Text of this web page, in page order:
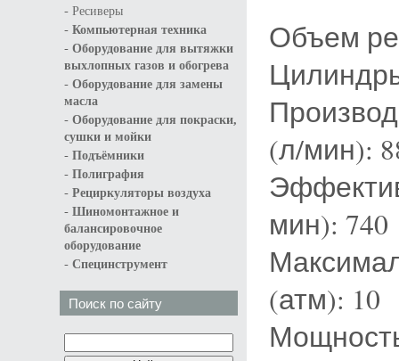
- Ресиверы
- Компьютерная техника
- Оборудование для вытяжки
выхлопных газов и обогрева
- Оборудование для замены
масла
- Оборудование для покраски,
сушки и мойки
- Подъёмники
- Полиграфия
- Рециркуляторы воздуха
- Шиномонтажное и
балансировочное
оборудование
- Специнструмент
Поиск по сайту
Объем
(л/мин):
мин): 740
(атм): 10